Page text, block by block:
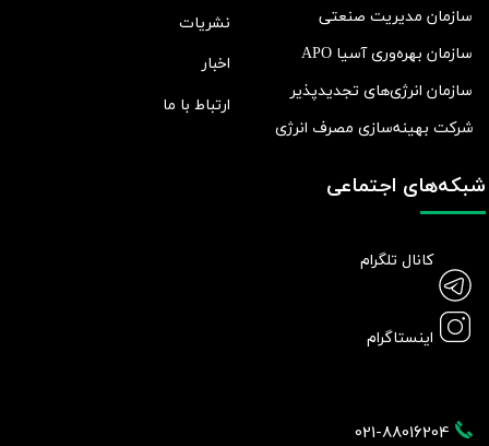
021-88016204
نشریات
اخبار
ارتباط با ما
سازمان مدیریت صنعتی
سازمان بهره‌وری آسیا APO
سازمان انرژی‌های تجدیدپذیر
شرکت بهينه‌سازی مصرف انرژی
شبکه‌های اجتماعی
کانال تلگرام
اینستاگرام